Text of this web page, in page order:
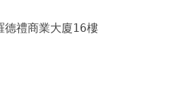
德禮商業大廈16樓